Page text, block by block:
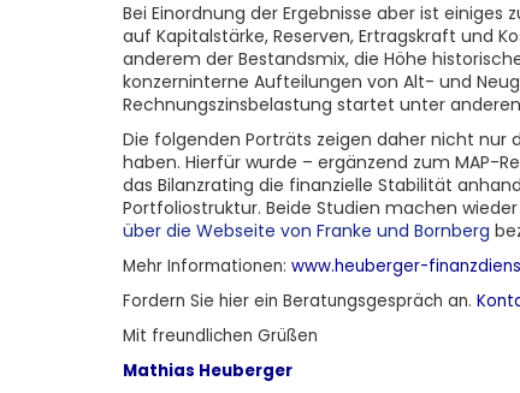
Bei Einordnung der Ergebnisse aber ist
auf Kapitalstärke, Reserven, Ertragskraft und
anderem der Bestandsmix, die Höhe
konzerninterne Aufteilungen von Alt- und
Rechnungszinsbelastung startet unter
Die folgenden Porträts zeigen daher nicht nur
haben. Hierfür wurde – ergänzend zum MAP-
das Bilanzrating die finanzielle Stabilität
Portfoliostruktur. Beide Studien machen
über die Webseite von Franke und Bornberg
Mehr Informationen: www.heuberger-
Fordern Sie hier ein Beratungsgespräch an.
Mit freundlichen Grüßen
Mathias Heuberger